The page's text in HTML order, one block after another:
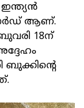
ആണ്.
18ന്